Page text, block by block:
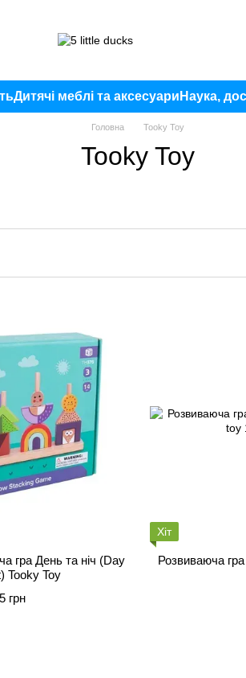
Дитячі меблі та аксесуари Наука,
Головна Tooky Toy
Tooky Toy
гра День та ніч (Day
Tooky Toy
грн
Хіт
Розвиваюча